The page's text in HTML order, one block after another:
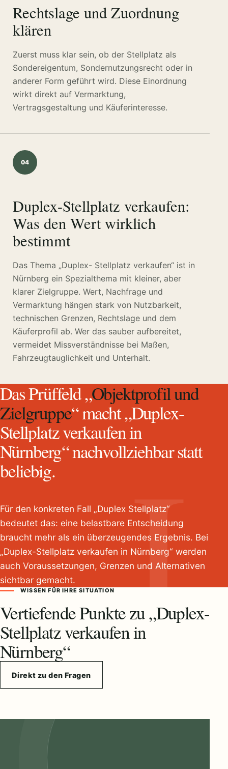
Rechtslage und Zuordnung
klären
Zuerst muss klar sein, ob der Stellplatz als
Sondereigentum, Sondernutzungsrecht oder in
anderer Form geführt wird. Diese Einordnung
wirkt direkt auf Vermarktung,
Vertragsgestaltung und Käuferinteresse.
04
Duplex-Stellplatz verkaufen:
Was den Wert wirklich
bestimmt
Das Thema „Duplex- Stellplatz verkaufen“ ist in
Nürnberg ein Spezialthema mit kleiner, aber
klarer Zielgruppe. Wert, Nachfrage und
Vermarktung hängen stark von Nutzbarkeit,
technischen Grenzen, Rechtslage und dem
Käuferprofil ab. Wer das sauber aufbereitet,
vermeidet Missverständnisse bei Maßen,
Fahrzeugtauglichkeit und Unterhalt.
Das Prüffeld „Objektprofil und
Zielgruppe“ macht „Duplex-
Stellplatz verkaufen in
Nürnberg“ nachvollziehbar statt
beliebig.
Für den konkreten Fall „Duplex Stellplatz“
bedeutet das: eine belastbare Entscheidung
braucht mehr als ein überzeugendes Ergebnis. Bei
„Duplex-Stellplatz verkaufen in Nürnberg“ werden
auch Voraussetzungen, Grenzen und Alternativen
sichtbar gemacht.
WISSEN FÜR IHRE SITUATION
Vertiefende Punkte zu „Duplex-
Stellplatz verkaufen in
Nürnberg“
Direkt zu den Fragen